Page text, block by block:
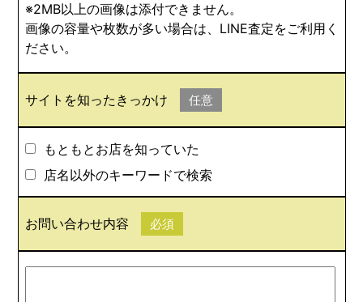
※2MB以上の画像は添付できません。
画像の容量や枚数が多い場合は、LINE査定をご利用く
ださい。
サイトを知ったきっかけ 任意
もともとお店を知っていた
店名以外のキーワードで検索
お問い合わせ内容 必須